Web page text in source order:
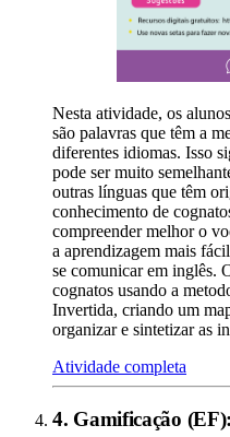
Nesta atividade, os
são palavras que têm a
diferentes idiomas. Isso
pode ser muito
outras línguas que têm
conhecimento de
compreender melhor o
a aprendizagem mais
se comunicar em inglês.
cognatos usando a
Invertida, criando um
organizar e sintetizar as
Atividade completa
4. Gamificação (EF):